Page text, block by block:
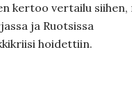
kertoo vertailu siihen,
ja Ruotsissa
hoidettiin.